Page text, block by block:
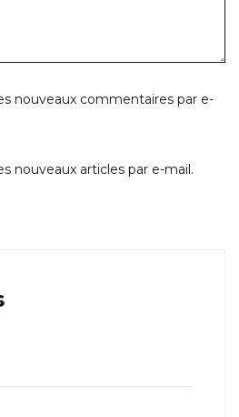
nouveaux commentaires par e-
nouveaux articles par e-mail.